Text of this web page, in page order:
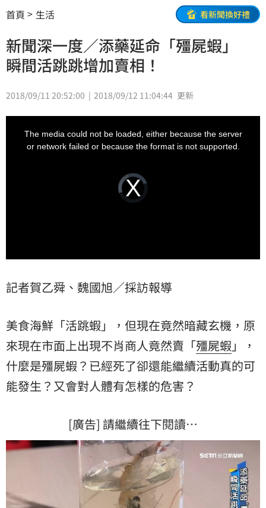
首頁 生活 看新聞換好禮
新聞深一度／添藥延命「殭屍蝦」
瞬間活跳跳增加賣相！
2018/09/11 20:52:00 2018/09/12 11:04:44 更新
Video
Player
is
loading.
The media could not be loaded, either because the server
or network failed or because the format is not supported.
記者賀乙舜、魏國旭／採訪報導
美食海鮮「活跳蝦」，但現在竟然暗藏玄機，原
來現在市面上出現不肖商人竟然賣「殭屍蝦 」，
什麼是殭屍蝦？已經死了卻還能繼續活動真的可
能發生？又會對人體有怎樣的危害？
[廣告] 請繼續往下閱讀…